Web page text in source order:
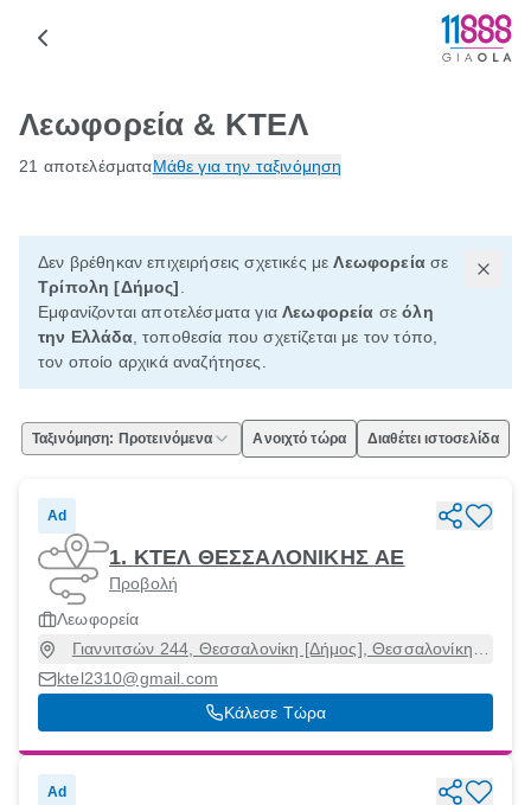
Λεωφορεία & ΚΤΕΛ
21 αποτελέσματαΜάθε για την ταξινόμηση
Δεν βρέθηκαν επιχειρήσεις σχετικές μεΛεωφορεία σε
Τρίπολη [Δήμος]
Εμφανίζονται αποτελέσματα γιαΛεωφορεία σεόλη
την Ελλάδα, τοποθεσία που σχετίζεται με τον τόπο,
τον οποίο αρχικά αναζήτησες.
Ταξινόμηση: Προτεινόμενα Ανοιχτό τώρα Διαθέτει ιστοσελίδα
Ad
1. ΚΤΕΛ ΘΕΣΣΑΛΟΝΙΚΗΣ ΑΕ
Προβολή
Λεωφορεία
Γιαννιτσών 244, Θεσσαλονίκη [Δήμος], Θεσσαλονίκη,
ktel2310@gmail.com
Κάλεσε Τώρα
Ad